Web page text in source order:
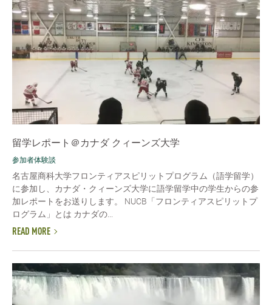
留学レポート＠カナダ クィーンズ大学
参加者体験談
名古屋商科大学フロンティアスピリットプログラム（語学留学）
に参加し、カナダ・クィーンズ大学に語学留学中の学生からの参
加レポートをお送りします。 NUCB「フロンティアスピリットプ
ログラム」とは カナダの...
READ MORE